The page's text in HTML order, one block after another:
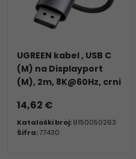
UGREEN kabel , USB C
(M) na Displayport
(M), 2m, 8K@60Hz, crni
14,62 €
Kataloški broj:9150050263
Šifra:77430